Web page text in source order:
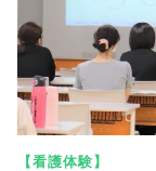
【看護体験】